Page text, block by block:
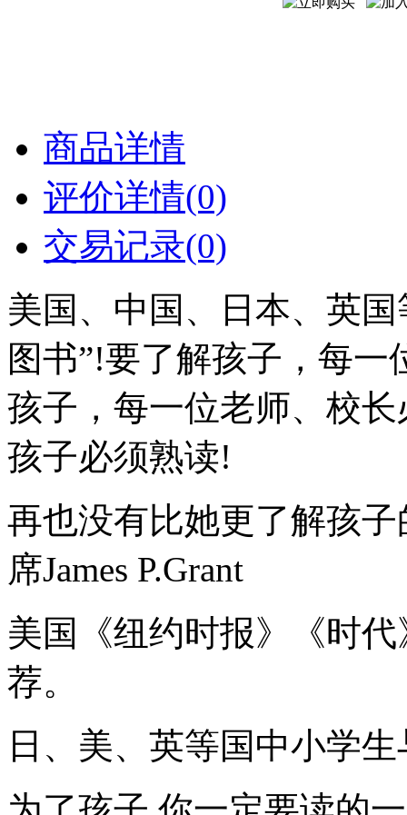
商品详情
评价详情(0)
交易记录(0)
美国、中国、日本、英
图书”!要了解孩子，每
孩子，每一位老师、校
孩子必须熟读!
再也没有比她更了解孩
席James P.Grant
美国《纽约时报》《时
荐。
日、美、英等国中小学